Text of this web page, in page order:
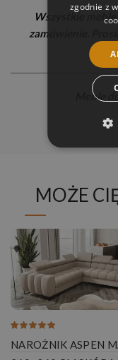
Wszystkie
zamówienie.
Meble
MOŻE
NAROŻNIK ASPEN
zgodnie z